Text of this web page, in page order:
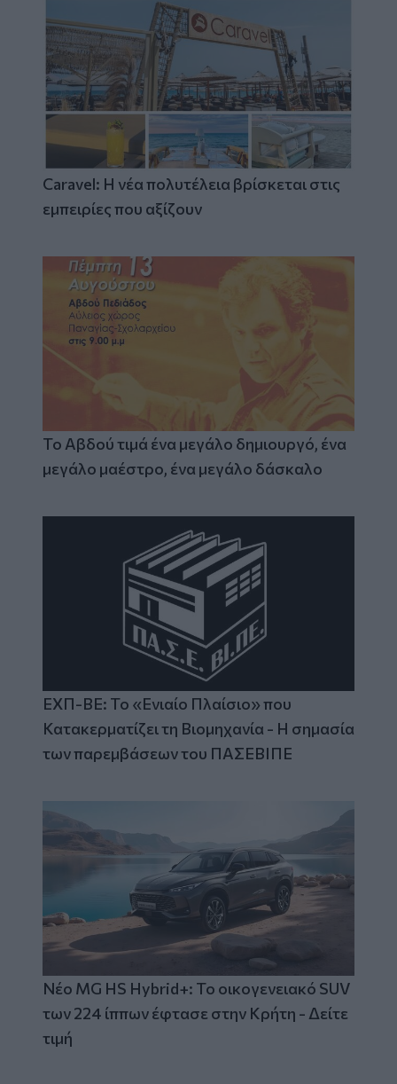
Caravel: Η νέα πολυτέλεια βρίσκεται στις
εμπειρίες που αξίζουν
Το Αβδού τιμά ένα μεγάλο δημιουργό, ένα
μεγάλο μαέστρο, ένα μεγάλο δάσκαλο
ΕΧΠ-ΒΕ: Το «Ενιαίο Πλαίσιο» που
Κατακερματίζει τη Βιομηχανία - Η σημασία
των παρεμβάσεων του ΠΑΣΕΒΙΠΕ
Νέο MG HS Hybrid+: Το οικογενειακό SUV
των 224 ίππων έφτασε στην Κρήτη - Δείτε
τιμή